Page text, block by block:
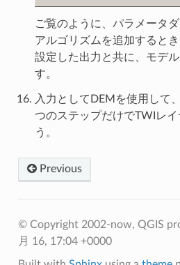
ご覧のように、パラメータ
アルゴリズムを追加すると
設定した出力と共に、モデ
す。
入力としてDEMを使用して
つのステップだけでTWIレ
う。
Previous
© Copyright 2002-now, QGIS
月 16, 17:04 +0000